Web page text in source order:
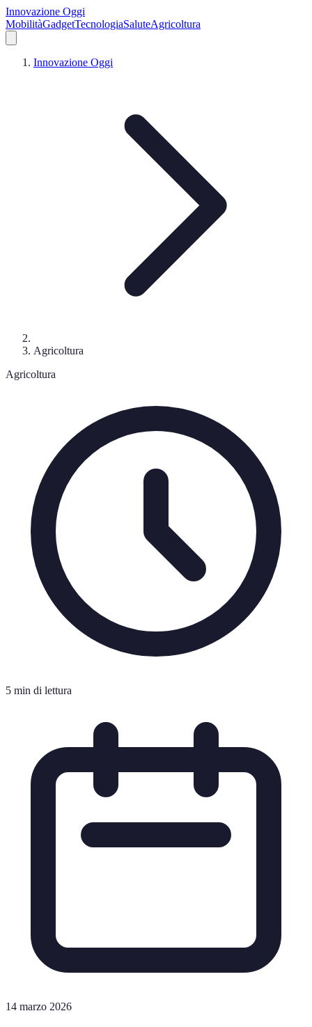
Innovazione Oggi
MobilitàGadgetTecnologiaSaluteAgricoltura
Innovazione Oggi
Agricoltura
Agricoltura
5 min di lettura
14 marzo 2026